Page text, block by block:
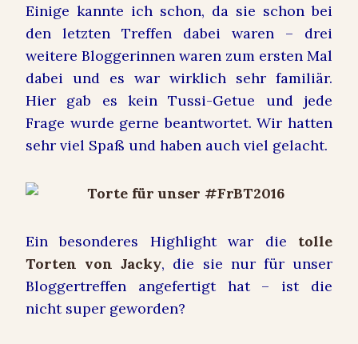
Einige kannte ich schon, da sie schon bei
den letzten Treffen dabei waren – drei
weitere Bloggerinnen waren zum ersten Mal
dabei und es war wirklich sehr familiär.
Hier gab es kein Tussi-Getue und jede
Frage wurde gerne beantwortet. Wir hatten
sehr viel Spaß und haben auch viel gelacht.
Ein besonderes Highlight war die tolle
Torten von Jacky, die sie nur für unser
Bloggertreffen angefertigt hat – ist die
nicht super geworden?